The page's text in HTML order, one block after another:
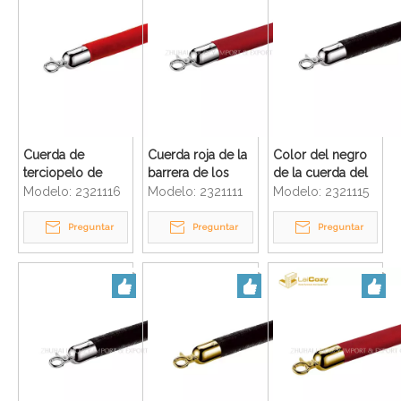
Cuerda de
terciopelo de
barrera para el
vestíbulo del
hotel con gancho
con diferentes
acabados
Modelo: 2321116
Preguntar
Cuerda roja de la
barrera de los
puntales del
acero inoxidable
del control de
multitudes del
hotel
Modelo: 2321111
Preguntar
Color del negro
de la cuerda del
terciopelo de la
barrera del puntal
del control de
multitudes del
hotel
Modelo: 2321115
Preguntar